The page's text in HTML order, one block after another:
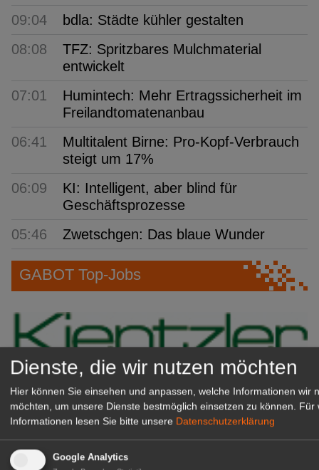
09:04
bdla: Städte kühler gestalten
08:08
TFZ: Spritzbares Mulchmaterial
entwickelt
07:01
Humintech: Mehr Ertragssicherheit im
Freilandtomatenanbau
06:41
Multitalent Birne: Pro-Kopf-Verbrauch
steigt um 17%
06:09
KI: Intelligent, aber blind für
Geschäftsprozesse
05:46
Zwetschgen: Das blaue Wunder
GABOT Top-Jobs
Kientzler Jungpflanzen GmbH
& Co KG
Dienste, die wir nutzen möchten
Hier können Sie einsehen und anpassen, welche Informationen wir
möchten, um unsere Dienste bestmöglich einsetzen zu können. Für
Informationen lesen Sie bitte unsere Datenschutzerklärung
Google Analytics